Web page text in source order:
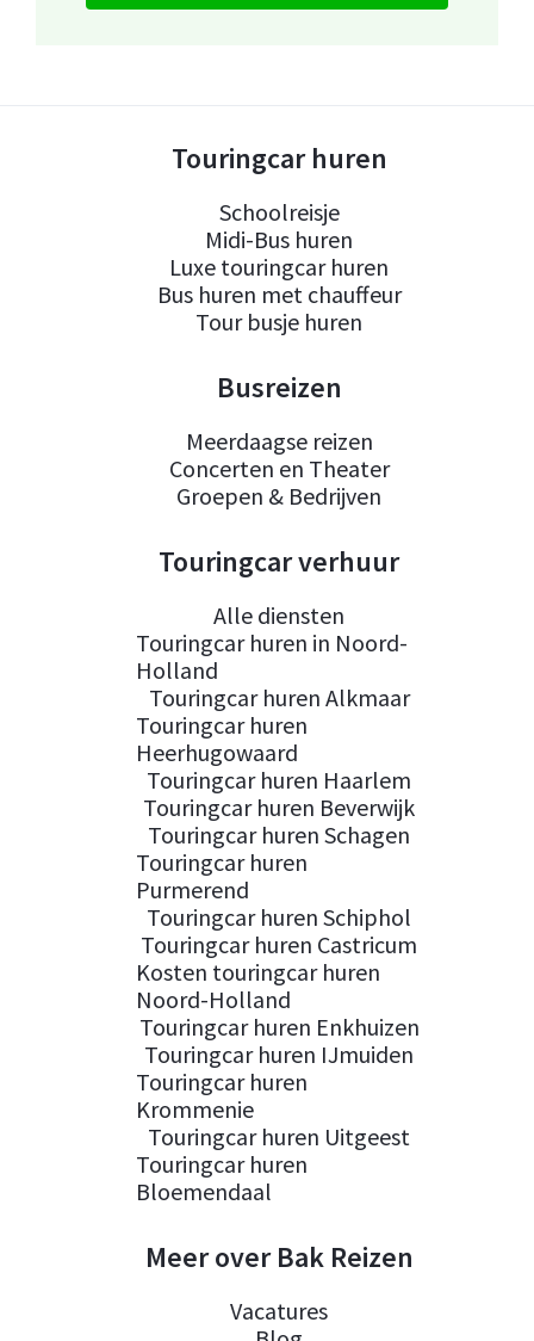
Touringcar huren
Schoolreisje
Midi-Bus huren
Luxe touringcar huren
Bus huren met chauffeur
Tour busje huren
Busreizen
Meerdaagse reizen
Concerten en Theater
Groepen & Bedrijven
Touringcar verhuur
Alle diensten
Touringcar huren in Noord-
Holland
Touringcar huren Alkmaar
Touringcar huren
Heerhugowaard
Touringcar huren Haarlem
Touringcar huren Beverwijk
Touringcar huren Schagen
Touringcar huren
Purmerend
Touringcar huren Schiphol
Touringcar huren Castricum
Kosten touringcar huren
Noord-Holland
Touringcar huren Enkhuizen
Touringcar huren IJmuiden
Touringcar huren
Krommenie
Touringcar huren Uitgeest
Touringcar huren
Bloemendaal
Meer over Bak Reizen
Vacatures